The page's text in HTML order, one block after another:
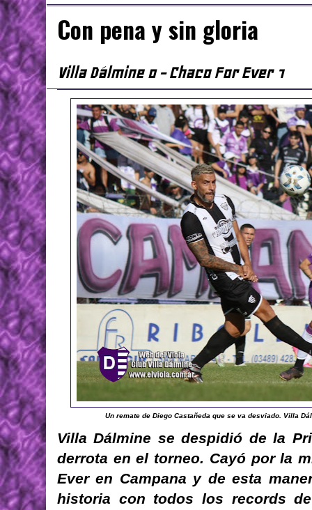
Con pena y sin gloria
Villa Dálmine 0 - Chaco For Ever 1
Un remate de Diego Castañeda que se va desviado. Villa
Villa Dálmine se despidió de la
derrota en el torneo. Cayó por la
Ever en Campana y de esta
historia con todos los records